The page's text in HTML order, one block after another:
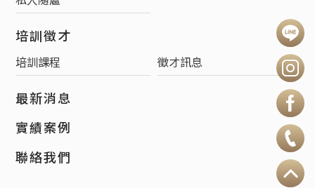
培訓徵才
培訓課程 徵才訊息
最新消息
實績案例
聯絡我們